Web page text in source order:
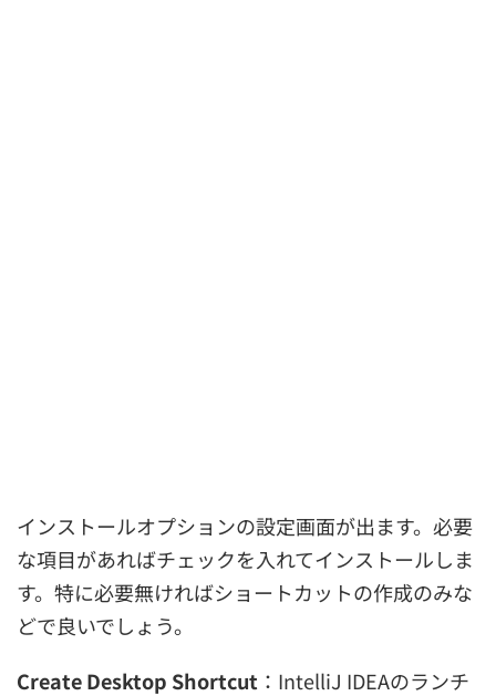
インストールオプションの設定画面が出ます。必要
な項目があればチェックを入れてインストールしま
す。特に必要無ければショートカットの作成のみな
どで良いでしょう。
Create Desktop Shortcut ：IntelliJ IDEAのランチ